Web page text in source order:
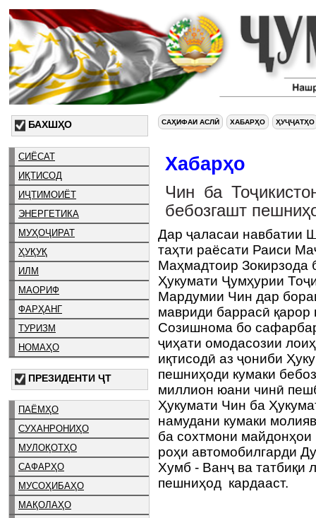
БАХШҲО
СИЁСАТ
ИҚТИСОД
ИҶТИМОИЁТ
ЭНЕРГЕТИКА
МУҲОҶИРАТ
ҲУҚУҚ
ИЛМ
МАОРИФ
ФАРҲАНГ
ТУРИЗМ
НОМАҲО
ПРЕЗИДЕНТИ ҶТ
ПАЁМҲО
СУХАНРОНИҲО
МУЛОҚОТҲО
САФАРҲО
МУСОҲИБАҲО
МАҚОЛАҲО
САҲИФАИ АСЛӢ ХАБАРҲО ҲУҶҶАТҲО
Хабарҳо
Чин ба
бебозгашт
Дар ҷаласаи навбатии
таҳти раёсати Раиси
Маҳмадтоир Зокирзода
Ҳукумати Ҷумҳурии
Мардумии Чин дар
мавриди баррасӣ қарор
Созишнома бо
ҷиҳати омодасозии
иқтисодӣ аз ҷониби
пешниҳоди кумаки
миллион юани чинӣ
Ҳукумати Чин ба
намудани кумаки
ба сохтмони
роҳи автомобилгарди
Хумб - Ванҷ ва татбиқи
пешниҳод кардааст.